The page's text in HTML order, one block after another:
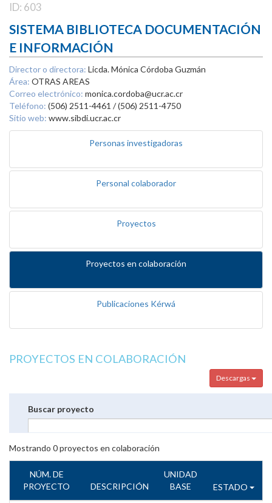
ID: 603
SISTEMA BIBLIOTECA DOCUMENTACIÓN
E INFORMACIÓN
Director o directora: Licda. Mónica Córdoba Guzmán
Área: OTRAS AREAS
Correo electrónico: monica.cordoba@ucr.ac.cr
Teléfono: (506) 2511-4461 / (506) 2511-4750
Sitio web: www.sibdi.ucr.ac.cr
Personas investigadoras
Personal colaborador
Proyectos
Proyectos en colaboración
Publicaciones Kérwá
PROYECTOS EN COLABORACIÓN
Descargas
Buscar proyecto
Mostrando 0proyectos en colaboración
NÚM. DE
PROYECTO
DESCRIPCIÓN
UNIDAD
BASE
ESTADO